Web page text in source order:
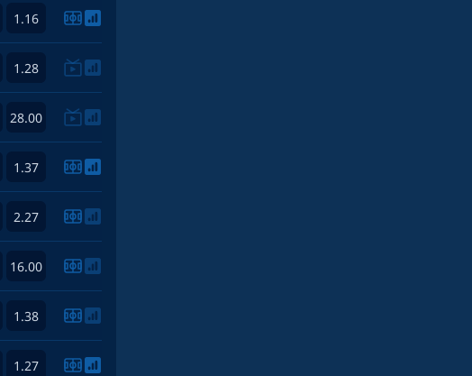
1.16
1.28
28.00
1.37
2.27
16.00
1.38
1.27